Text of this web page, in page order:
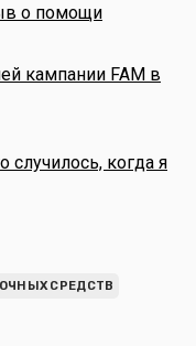
о помощи
кампании FAM в
случилось, когда я
СРЕДСТВ